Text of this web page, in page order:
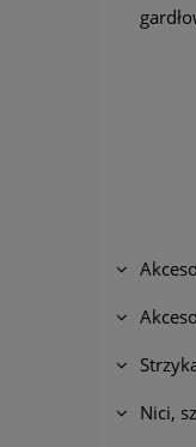
Nici,